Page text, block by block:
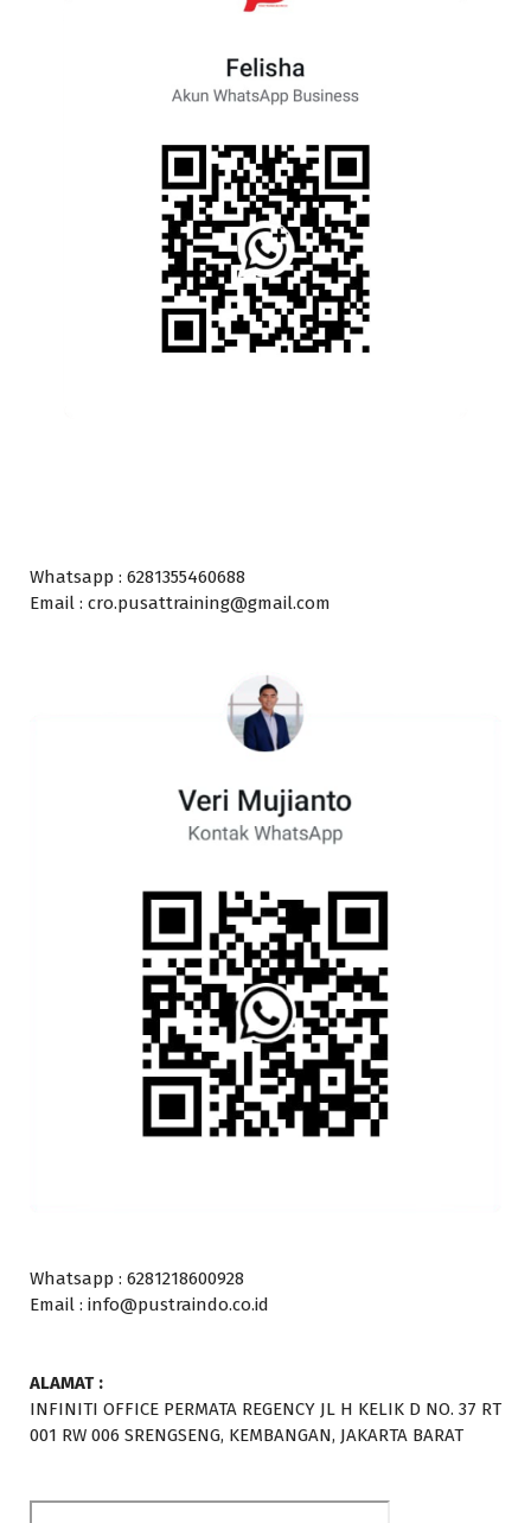
Whatsapp : 6281355460688
Email : cro.pusattraining@gmail.com
Whatsapp : 6281218600928
Email : info@pustraindo.co.id
ALAMAT :
INFINITI OFFICE PERMATA REGENCY JL H KELIK D NO. 37 RT
001 RW 006 SRENGSENG, KEMBANGAN, JAKARTA BARAT